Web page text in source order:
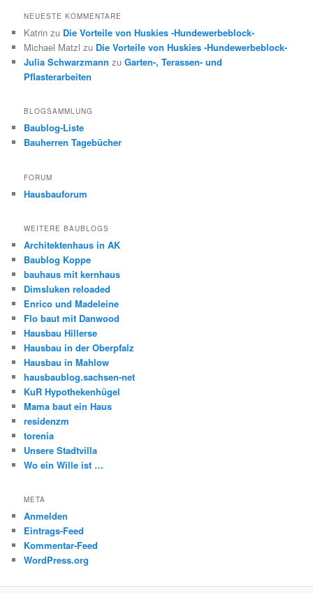
NEUESTE KOMMENTARE
Katrin zu Die Vorteile von Huskies -Hundewerbeblock-
Michael Matzl zu Die Vorteile von Huskies -Hundewerbeblock-
Julia Schwarzmann zuGarten-, Terassen- und
Pflasterarbeiten
BLOGSAMMLUNG
Baublog-Liste
Bauherren Tagebücher
FORUM
Hausbauforum
WEITERE BAUBLOGS
Architektenhaus in AK
Baublog Koppe
bauhaus mit kernhaus
Dimsluken reloaded
Enrico und Madeleine
Flo baut mit Danwood
Hausbau Hillerse
Hausbau in der Oberpfalz
Hausbau in Mahlow
hausbaublog.sachsen-net
KuR Hypothekenhügel
Mama baut ein Haus
residenzm
torenia
Unsere Stadtvilla
Wo ein Wille ist …
META
Anmelden
Eintrags-Feed
Kommentar-Feed
WordPress.org